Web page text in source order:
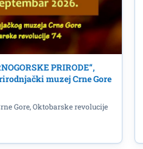
PRIRODE“,
muzej Crne Gore
Gore, Oktobarske revolucije